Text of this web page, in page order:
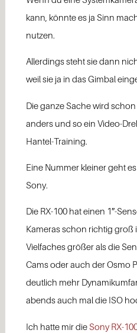
kann, könnte es ja Sinn
nutzen.
Allerdings steht sie dann
weil sie ja in das Gimbal
Die ganze Sache wird
anders und so ein Video-
Hantel-Training.
Eine Nummer kleiner geht
Sony.
Die RX-100 hat einen 1″-
Kameras schon richtig groß
Vielfaches größer als die
Cams oder auch der Osmo
deutlich mehr
abends auch mal die ISO
Ich hatte mir dieSony RX-